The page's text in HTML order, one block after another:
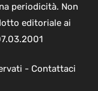
periodicità. Non
editoriale ai
- Contattaci